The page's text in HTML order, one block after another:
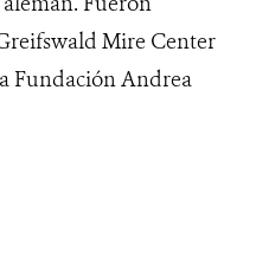
Mire Center
Fundación Andrea